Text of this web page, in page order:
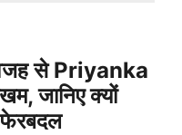
से Priyanka
जानिए क्यों
फेरबदल